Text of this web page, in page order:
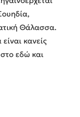
Θάλασσα.
κανείς
εδώ και